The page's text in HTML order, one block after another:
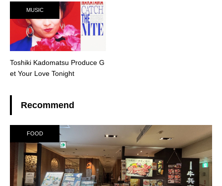
MUSIC
Toshiki Kadomatsu Produce G
et Your Love Tonight
Recommend
FOOD